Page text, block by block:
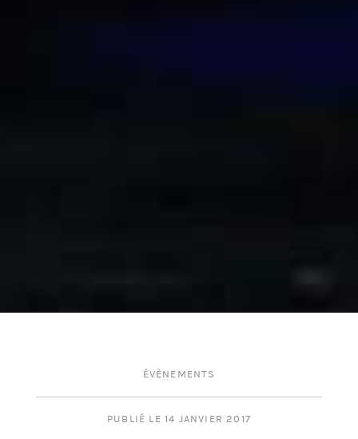
ÉVÈNEMENTS
PUBLIÉ LE 14 JANVIER 2017